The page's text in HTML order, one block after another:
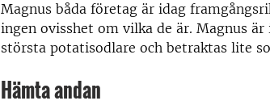
Magnus båda företag är idag
ingen ovisshet om vilka de är. Magnus
största potatisodlare och betraktas lite
Hämta andan